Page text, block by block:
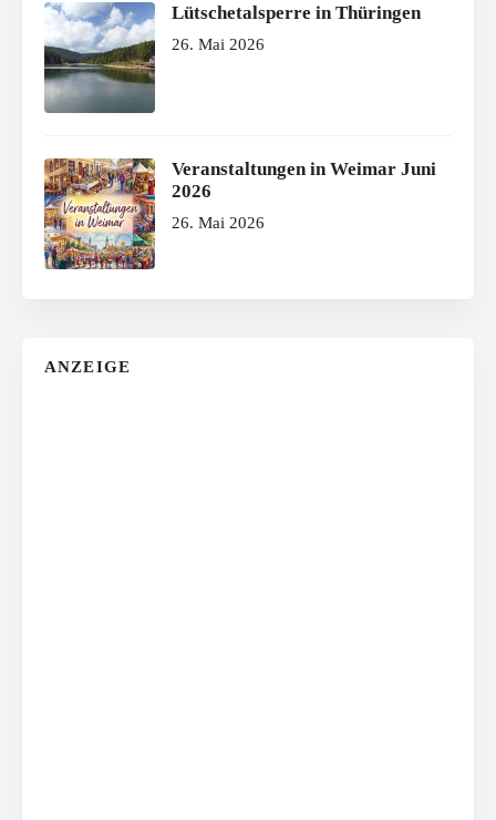
Lütschetalsperre in Thüringen
26. Mai 2026
Veranstaltungen in Weimar Juni
2026
26. Mai 2026
ANZEIGE